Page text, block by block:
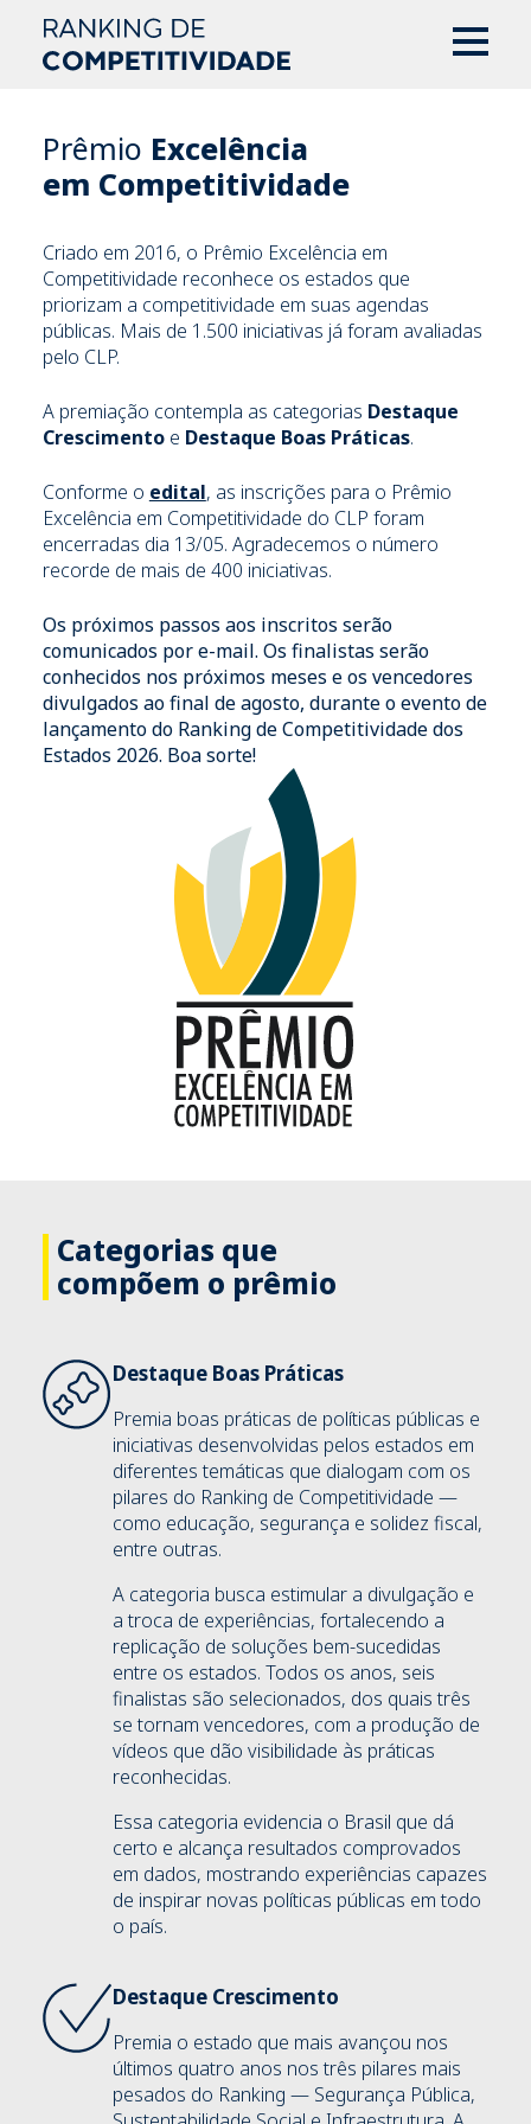
Prêmio Excelência
em Competitividade
Criado em 2016, o Prêmio Excelência em
Competitividade reconhece os estados que
priorizam a competitividade em suas agendas
públicas. Mais de 1.500 iniciativas já foram avaliadas
pelo CLP.
A premiação contempla as categorias Destaque
Crescimentoe Destaque Boas Práticas.
Conforme o edital, as inscrições para o Prêmio
Excelência em Competitividade do CLP foram
encerradas dia 13/05. Agradecemos o número
recorde de mais de 400 iniciativas.
Os próximos passos aos inscritos serão
comunicados por e-mail. Os finalistas serão
conhecidos nos próximos meses e os vencedores
divulgados ao final de agosto, durante o evento de
lançamento do Ranking de Competitividade dos
Estados 2026. Boa sorte!
Categorias que
compõem o prêmio
Destaque Boas Práticas
Premia boas práticas de políticas públicas e
iniciativas desenvolvidas pelos estados em
diferentes temáticas que dialogam com os
pilares do Ranking de Competitividade —
como educação, segurança e solidez fiscal,
entre outras.
A categoria busca estimular a divulgação e
a troca de experiências, fortalecendo a
replicação de soluções bem-sucedidas
entre os estados. Todos os anos, seis
finalistas são selecionados, dos quais três
se tornam vencedores, com a produção de
vídeos que dão visibilidade às práticas
reconhecidas.
Essa categoria evidencia o Brasil que dá
certo e alcança resultados comprovados
em dados, mostrando experiências capazes
de inspirar novas políticas públicas em todo
o país.
Destaque Crescimento
Premia o estado que mais avançou nos
últimos quatro anos nos três pilares mais
pesados do Ranking — Segurança Pública,